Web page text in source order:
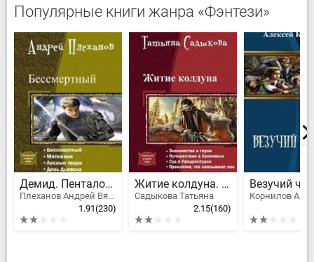
Популярные книги жанра «Фэнтези»
Демид. Пенталогия
Плеханов Андрей Вячеславович
1.91(230)
Житие колдуна. Тетралогия
Садыкова Татьяна
2.15(160)
Везучий
Корнилов